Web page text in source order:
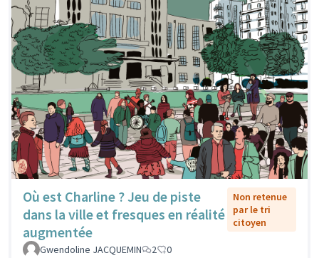
Où est Charline ? Jeu de piste
dans la ville et fresques en réalité
augmentée
Non retenue
par le tri
citoyen
Gwendoline JACQUEMIN 2 0